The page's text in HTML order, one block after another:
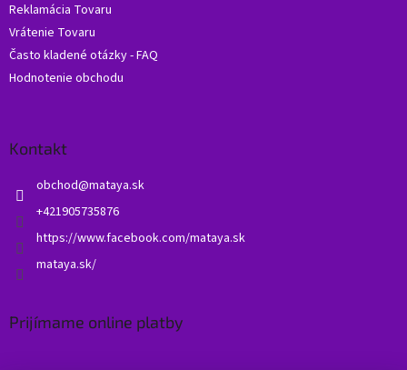
Reklamácia Tovaru
Vrátenie Tovaru
Často kladené otázky - FAQ
Hodnotenie obchodu
Kontakt
obchod@mataya.sk
+421905735876
https://www.facebook.com/mataya.sk
mataya.sk/
Prijímame online platby